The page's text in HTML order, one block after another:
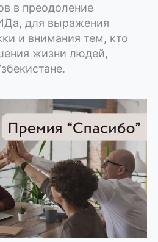
в преодоление
для выражения
и внимания тем, кто
жизни людей,